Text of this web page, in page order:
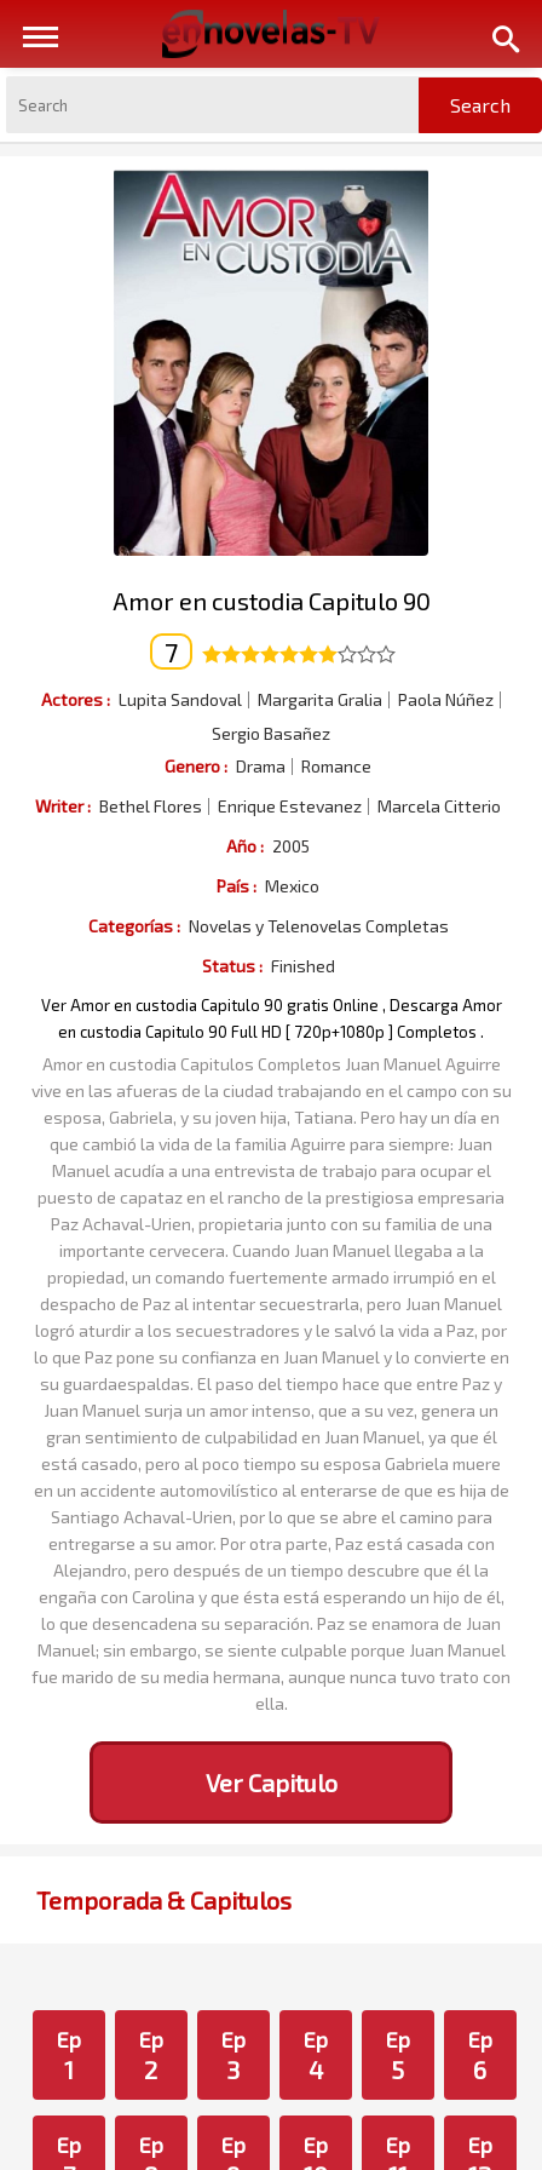
Amor en custodia Capitulo 90
7
Actores : Lupita Sandoval Margarita Gralia
Paola Núñez
Sergio Basañez
Genero : Drama
Romance
Writer : Bethel Flores Enrique Estevanez
Marcela Citterio
Año : 2005
País : Mexico
Categorías : Novelas y Telenovelas Completas
Status : Finished
Ver Amor en custodia Capitulo 90 gratis Online , Descarga Amor
en custodia Capitulo 90 Full HD [ 720p+1080p ] Completos .
Amor en custodia Capitulos Completos Juan Manuel Aguirre
vive en las afueras de la ciudad trabajando en el campo con su
esposa, Gabriela, y su joven hija, Tatiana. Pero hay un día en
que cambió la vida de la familia Aguirre para siempre: Juan
Manuel acudía a una entrevista de trabajo para ocupar el
puesto de capataz en el rancho de la prestigiosa empresaria
Paz Achaval-Urien, propietaria junto con su familia de una
importante cervecera. Cuando Juan Manuel llegaba a la
propiedad, un comando fuertemente armado irrumpió en el
despacho de Paz al intentar secuestrarla, pero Juan Manuel
logró aturdir a los secuestradores y le salvó la vida a Paz, por
lo que Paz pone su confianza en Juan Manuel y lo convierte en
su guardaespaldas. El paso del tiempo hace que entre Paz y
Juan Manuel surja un amor intenso, que a su vez, genera un
gran sentimiento de culpabilidad en Juan Manuel, ya que él
está casado, pero al poco tiempo su esposa Gabriela muere
en un accidente automovilístico al enterarse de que es hija de
Santiago Achaval-Urien, por lo que se abre el camino para
entregarse a su amor. Por otra parte, Paz está casada con
Alejandro, pero después de un tiempo descubre que él la
engaña con Carolina y que ésta está esperando un hijo de él,
lo que desencadena su separación. Paz se enamora de Juan
Manuel; sin embargo, se siente culpable porque Juan Manuel
fue marido de su media hermana, aunque nunca tuvo trato con
ella.
Ver Capitulo
Temporada & Capitulos
Ep
1
Ep
2
Ep
3
Ep
4
Ep
5
Ep
6
Ep Ep Ep Ep Ep Ep